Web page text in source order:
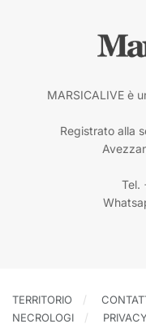
MARSICALIVE è
Registrato alla
Tel.
TERRITORIO
NECROLOGI